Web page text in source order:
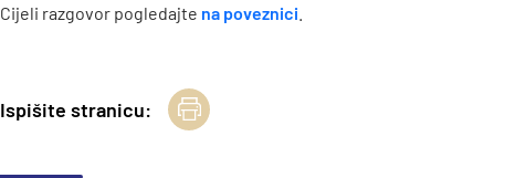
Cijeli razgovor pogledajte na poveznici
Ispišite stranicu: